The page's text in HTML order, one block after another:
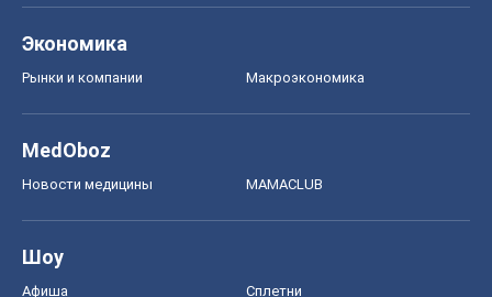
Экономика
Рынки и компании Mакроэкономика
MedOboz
Новости медицины MAMACLUB
Шоу
Афиша Сплетни